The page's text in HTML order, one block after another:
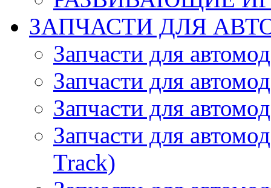
ЗАПЧАСТИ ДЛЯ
Запчасти для
Запчасти для
Запчасти для
Запчасти для
Track)